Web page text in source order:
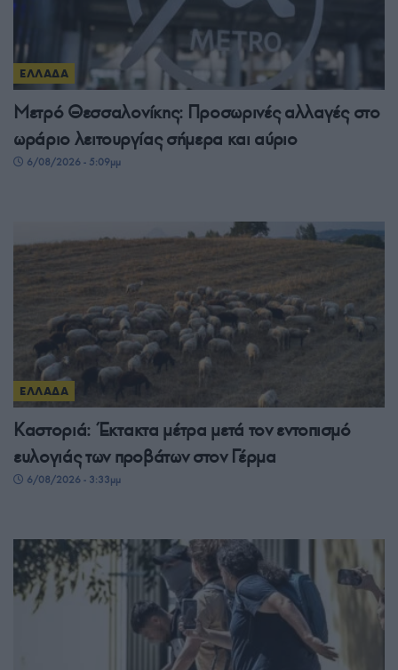
ΕΛΛΑΔΑ
Μετρό Θεσσαλονίκης: Προσωρινές αλλαγές στο
ωράριο λειτουργίας σήμερα και αύριο
6/08/2026 - 5:09μμ
ΕΛΛΑΔΑ
Καστοριά: Έκτακτα μέτρα μετά τον εντοπισμό
ευλογιάς των προβάτων στον Γέρμα
6/08/2026 - 3:33μμ